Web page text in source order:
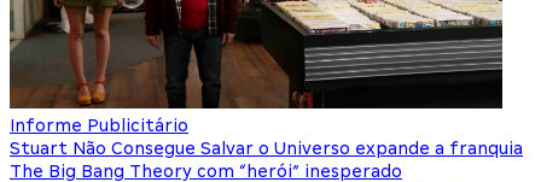
Informe Publicitário
Stuart Não Consegue Salvar o Universo expande a franquia
The Big Bang Theory com “herói” inesperado